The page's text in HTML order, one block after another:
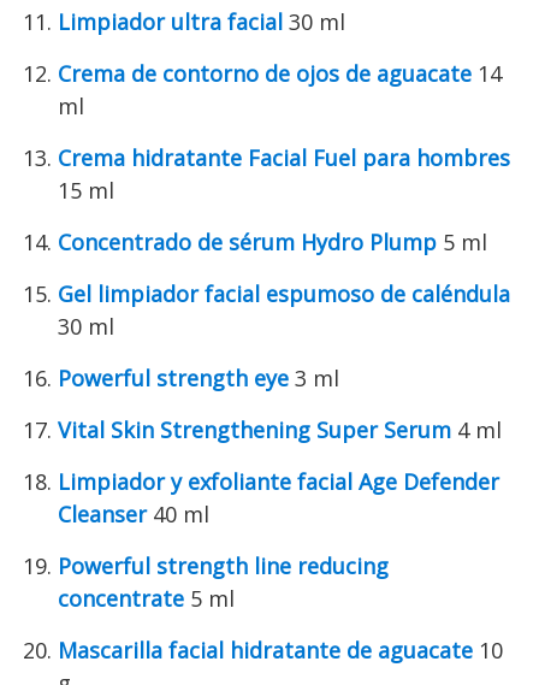
Limpiador ultra facial 30 ml
Crema de contorno de ojos de aguacate 14
ml
Crema hidratante Facial Fuel para hombres
15 ml
Concentrado de sérum Hydro Plump 5 ml
Gel limpiador facial espumoso de caléndula
30 ml
Powerful strength eye 3 ml
Vital Skin Strengthening Super Serum 4 ml
Limpiador y exfoliante facial Age Defender
Cleanser40 ml
Powerful strength line reducing
concentrate 5 ml
Mascarilla facial hidratante de aguacate 10